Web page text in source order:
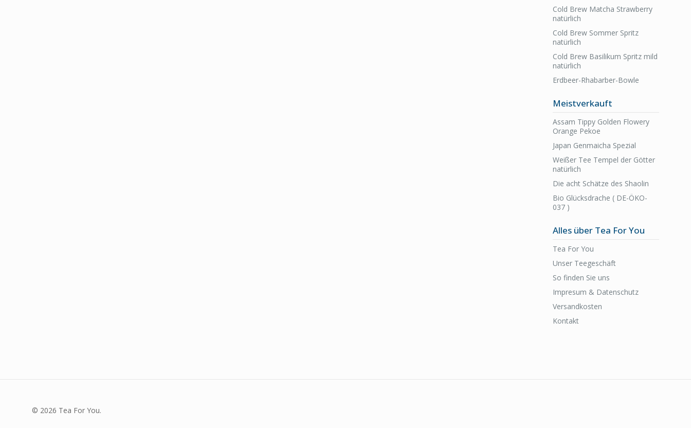
Cold Brew Matcha Strawberry
natürlich
Cold Brew Sommer Spritz
natürlich
Cold Brew Basilikum Spritz mild
natürlich
Erdbeer-Rhabarber-Bowle
Meistverkauft
Assam Tippy Golden Flowery
Orange Pekoe
Japan Genmaicha Spezial
Weißer Tee Tempel der Götter
natürlich
Die acht Schätze des Shaolin
Bio Glücksdrache ( DE-ÖKO-
037 )
Alles über Tea For You
Tea For You
Unser Teegeschäft
So finden Sie uns
Impresum & Datenschutz
Versandkosten
Kontakt
© 2026 Tea For You.